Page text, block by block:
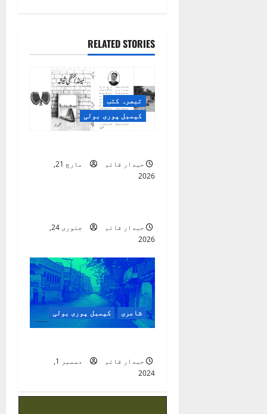
n
a
v
i
a
t
o
n
RELATED STORIES
تبصرہ کتب
کیمبل پوری بولی
حبدار قائم
مارچ 21,
2026کیمبل پوری بولی
حبدار قائم
جنوری 24,
2026
شاعری کیمبل پوری بولی
حبدار قائم
دسمبر 1,
2024